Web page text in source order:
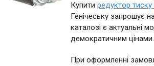
Купитиредуктор
Генічеську запрошує
каталозі є актуальні
демократичним цінами.
При оформленні